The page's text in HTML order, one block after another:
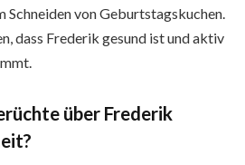
Schneiden von Geburtstagskuchen.
dass Frederik gesund ist und aktiv
über Frederik